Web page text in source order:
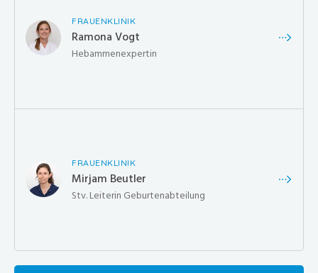
FRAUENKLINIK
Ramona Vogt
Hebammenexpertin
FRAUENKLINIK
Mirjam Beutler
Stv. Leiterin Geburtenabteilung